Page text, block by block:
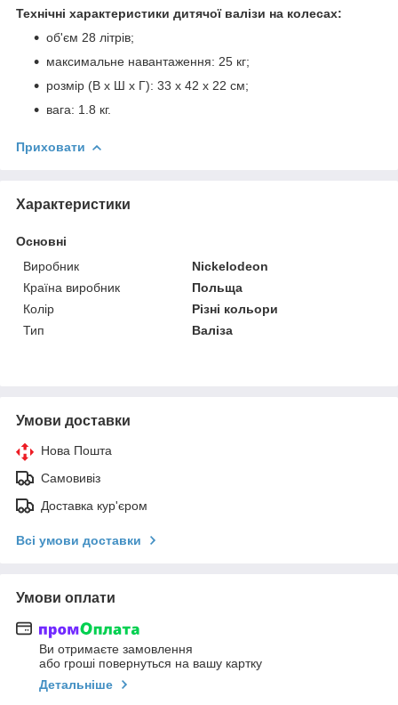
Технічні характеристики дитячої валізи на колесах:
об'єм 28 літрів;
максимальне навантаження: 25 кг;
розмір (В х Ш х Г): 33 х 42 х 22 см;
вага: 1.8 кг.
Приховати
Характеристики
Основні
Виробник
Nickelodeon
Країна виробник
Польща
Колір
Різні кольори
Тип
Валіза
Умови доставки
Нова Пошта
Самовивіз
Доставка кур'єром
Всі умови доставки
Умови оплати
Ви отримаєте замовлення
або гроші повернуться на вашу картку
Детальніше